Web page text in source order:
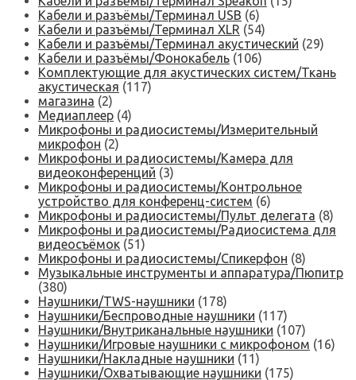
Кабели и разъёмы/Терминал USB (6)
Кабели и разъёмы/Терминал XLR (54)
Кабели и разъёмы/Терминал акустический (29)
Кабели и разъёмы/Фонокабель (106)
Комплектующие для акустических систем/Ткань
акустическая (117)
магазина (2)
Медиаплеер (4)
Микрофоны и радиосистемы/Измерительный
микрофон (2)
Микрофоны и радиосистемы/Камера для
видеоконференций (3)
Микрофоны и радиосистемы/Контрольное
устройство для конференц-систем (6)
Микрофоны и радиосистемы/Пульт делегата (8)
Микрофоны и радиосистемы/Радиосистема для
видеосъёмок (51)
Микрофоны и радиосистемы/Спикерфон (8)
Музыкальные инструменты и аппаратура/Пюпитр
(380)
Наушники/TWS-наушники (178)
Наушники/Беспроводные наушники (117)
Наушники/Внутриканальные наушники (107)
Наушники/Игровые наушники с микрофоном (16)
Наушники/Накладные наушники (11)
Наушники/Охватывающие наушники (175)